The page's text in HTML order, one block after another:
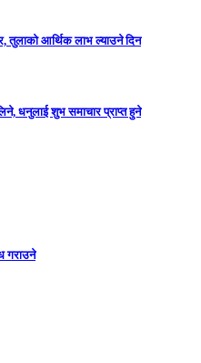
आर्थिक लाभ ल्याउने दिन
धनुलाई शुभ समाचार प्राप्त हुने
गराउने